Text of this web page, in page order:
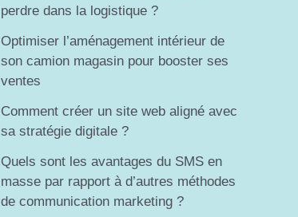
perdre dans la logistique ?
Optimiser l’aménagement intérieur de
son camion magasin pour booster ses
ventes
Comment créer un site web aligné avec
sa stratégie digitale ?
Quels sont les avantages du SMS en
masse par rapport à d’autres méthodes
de communication marketing ?